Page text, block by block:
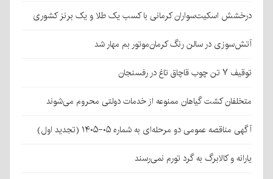
درخشش اسکیت‌سواران کرمانی با کسب یک طلا و یک برنز کشوری
آتش‌سوزی در سالن رنگ کرمان‌موتور بم مهار شد
توقیف ۷ تن چوب قاچاق تاغ در رفسنجان
متخلفان کشت گیاهان ممنوعه از خدمات دولتی محروم می‌شوند
آگهی مناقصه عمومی دو مرحله‌ای به شماره ۰۵-۱۴۰۵ (تجدید اول)
یارانه و کالابرگ به گرد تورم نمی‌رسند